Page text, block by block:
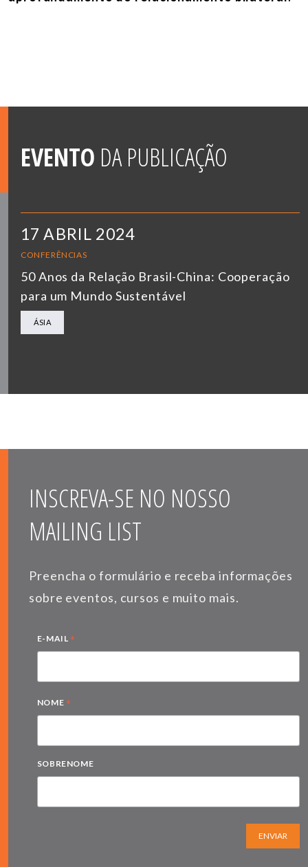
EVENTO DA PUBLICAÇÃO
17 ABRIL 2024
CONFERÊNCIAS
50 Anos da Relação Brasil-China: Cooperação
para um Mundo Sustentável
ÁSIA
INSCREVA-SE NO NOSSO
MAILING LIST
Preencha o formulário e receba informações
sobre eventos, cursos e muito mais.
E-MAIL *
NOME *
SOBRENOME
ENVIAR